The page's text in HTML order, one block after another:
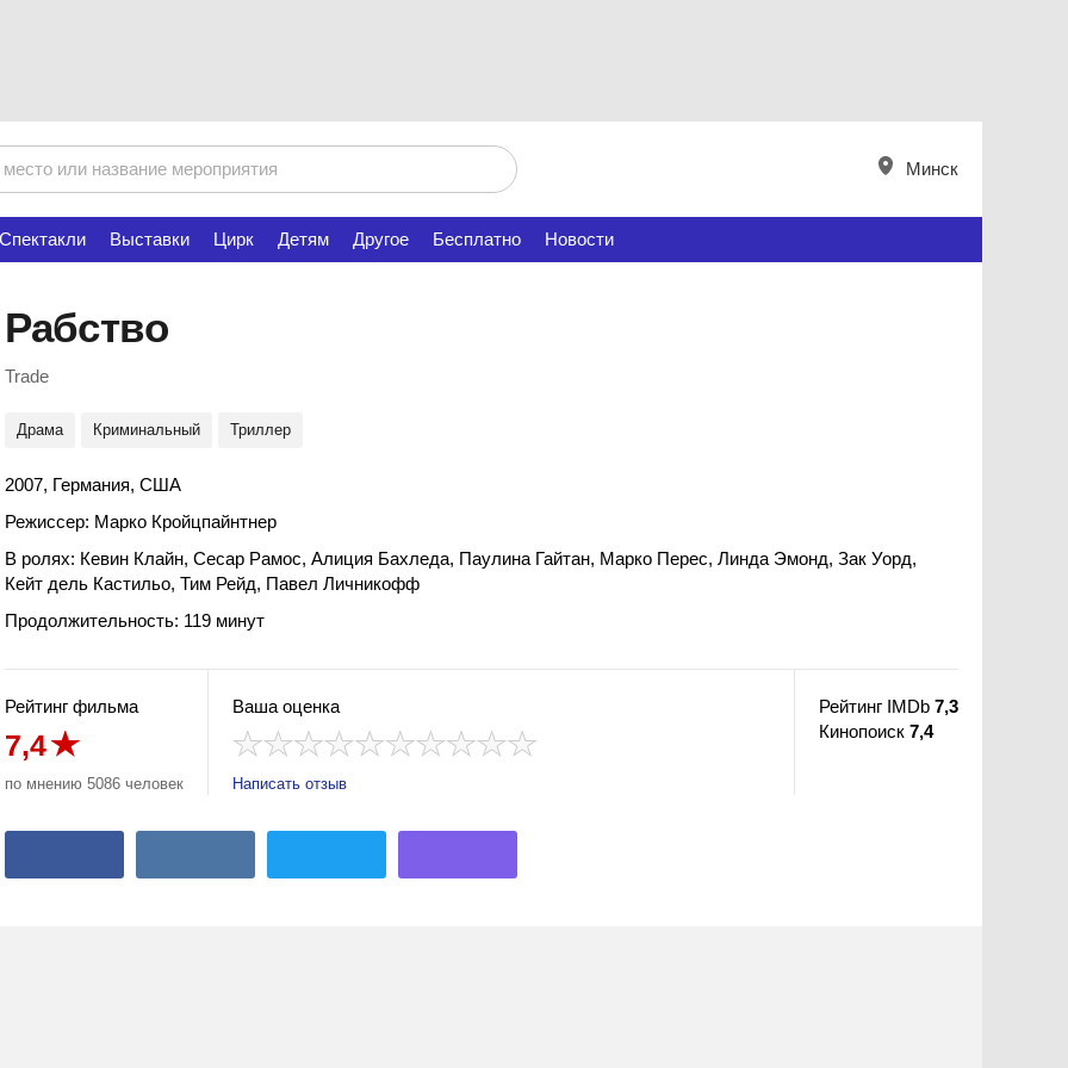
Минск
Спектакли Выставки Цирк Детям Другое Бесплатно Новости
Рабство
Trade
Драма Криминальный Триллер
2007, Германия, США
Режиссер: Марко Кройцпайнтнер
В ролях: Кевин Клайн, Сесар Рамос, Алиция Бахледа, Паулина Гайтан, Марко Перес, Линда Эмонд, Зак Уорд,
Кейт дель Кастильо, Тим Рейд, Павел Личникофф
Продолжительность: 119 минут
Рейтинг фильма
7,4
по мнению 5086 человек
Ваша оценка
Написать отзыв
Рейтинг IMDb 7,3
Кинопоиск 7,4